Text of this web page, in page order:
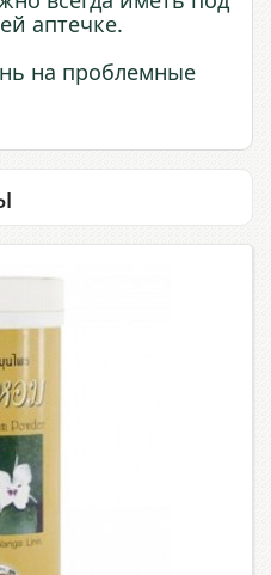
аптечке.
на проблемные